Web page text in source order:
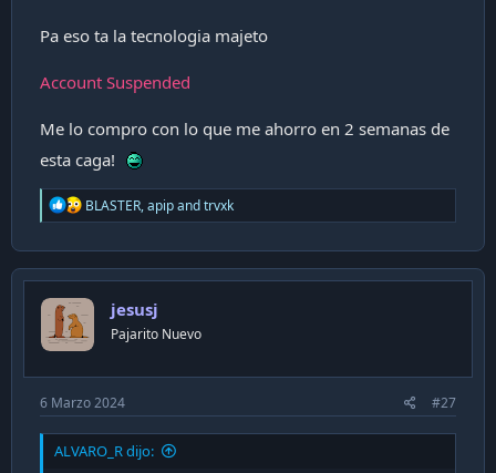
caga de gas, ahi recorde lo cómodo que era que no se
acabara y el ahorro me lo tire en pastillas y malestares del
Pa eso ta la tecnologia majeto
Account Suspended
Me lo compro con lo que me ahorro en 2 semanas de
esta caga!
R
e
c
t
n
s
BLASTER,apipandtrvxk
jesusj
Pajarito Nuevo
6 Marzo 2024 #27
ALVARO_R dijo: